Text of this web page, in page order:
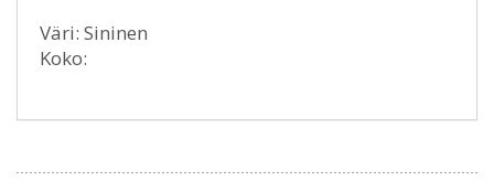
Väri: Sininen
Koko: